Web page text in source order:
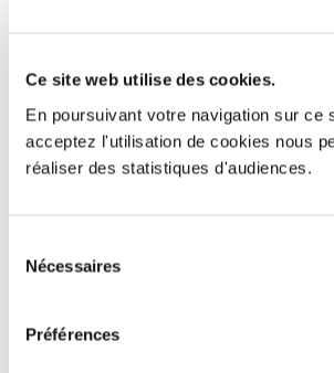
Ce site web utilise des cookies.
En poursuivant votre navigation sur ce
acceptez l'utilisation de cookies nous
réaliser des statistiques d'audiences.
Nécessaires
Préférences
Elevage
Transport – mise en marché
Abattoir
Partenaire Climat